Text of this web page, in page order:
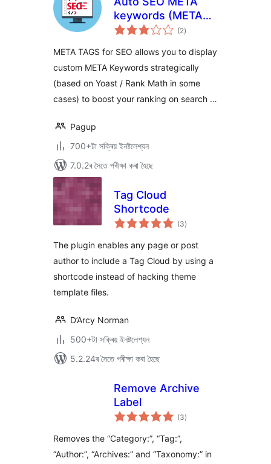
keywords (META
tags keywords)
WooCommerce
(2টা
মুঠ)
META TAGS for SEO allows you to display
custom META Keywords strategically
(based on Yoast / Rank Math in some
cases) to boost your ranking on search …
Pagup
700+টা সক্ৰিয় ইনষ্টলেশ্যন
7.0.2ৰ সৈতে পৰীক্ষা কৰা হৈছে
Tag Cloud
Shortcode
(3টা
মুঠ)
The plugin enables any page or post
author to include a Tag Cloud by using a
shortcode instead of hacking theme
template files.
D’Arcy Norman
500+টা সক্ৰিয় ইনষ্টলেশ্যন
5.2.24ৰ সৈতে পৰীক্ষা কৰা হৈছে
Remove Archive
Label
(3টা
মুঠ)
Removes the “Category:”, “Tag:”,
“Author:”, “Archives:” and “Taxonomy:” in